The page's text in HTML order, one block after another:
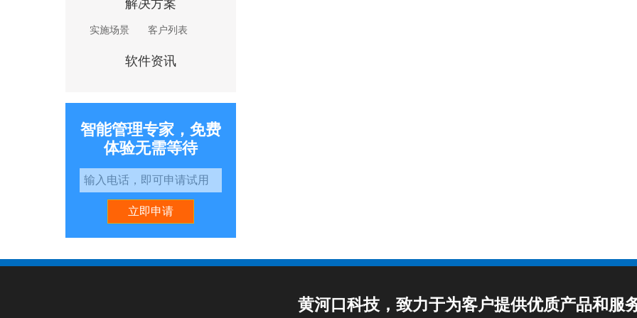
解决方案
实施场景 客户列表
软件资讯
智能管理专家，免费
体验无需等待
立即申请
黄河口科技，致力于为客户提供优质产品和服